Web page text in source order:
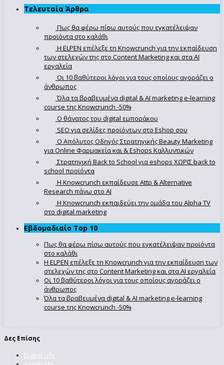
Τελευταία Άρθρα
Πως θα φέρω πίσω αυτούς που εγκατέλειψαν
προϊόντα στο καλάθι
Η ELPEN επέλεξε τη Knowcrunch για την εκπαίδευση
των στελεχών της στο Content Marketing και στα AI
εργαλεία
Οι 10 βαθύτεροι λόγοι για τους οποίους αγοράζει ο
άνθρωπος
Όλα τα βραβευμένα digital & AI marketing e-learning
course της Knowcrunch -50%
Ο θάνατος του digital εμποράκου
SEO για σελίδες προϊόντων στο Eshop σου
Ο Απόλυτoς Οδηγός Στρατηγικής Beauty Marketing
για Online Φαρμακεία και & Eshops Καλλυντικών
Στρατηγική Back to School για eshops ΧΩΡΙΣ back to
school προϊόντα
Η Knowcrunch εκπαίδευσε Attp & Alternative
Research πάνω στο ΑΙ
Η Knowcrunch εκπαιδεύει την ομάδα του Alpha TV
στο digital marketing
Εβδομαδιαίο Top 10
Πως θα φέρω πίσω αυτούς που εγκατέλειψαν προϊόντα
στο καλάθι
Η ELPEN επέλεξε τη Knowcrunch για την εκπαίδευση των
στελεχών της στο Content Marketing και στα AI εργαλεία
Οι 10 βαθύτεροι λόγοι για τους οποίους αγοράζει ο
άνθρωπος
Όλα τα βραβευμένα digital & AI marketing e-learning
course της Knowcrunch -50%
Δες Επίσης
Digital Life